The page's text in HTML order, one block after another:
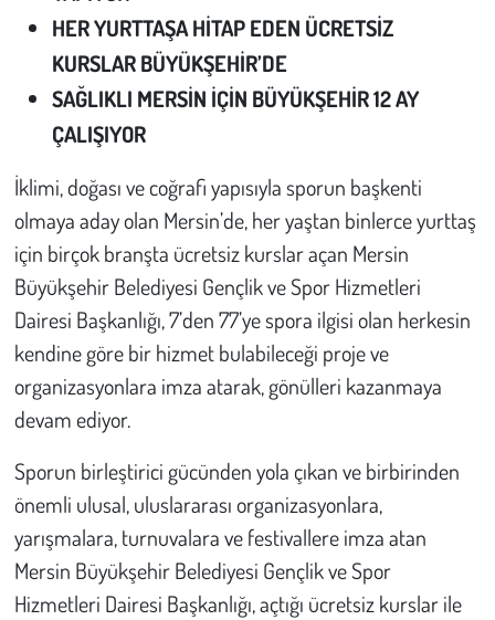
HER YURTTAŞA HİTAP EDEN ÜCRETSİZ
KURSLAR BÜYÜKŞEHİR’DE
SAĞLIKLI MERSİN İÇİN BÜYÜKŞEHİR 12 AY
ÇALIŞIYOR
İklimi, doğası ve coğrafi yapısıyla sporun başkenti
olmaya aday olan Mersin’de, her yaştan binlerce yurttaş
için birçok branşta ücretsiz kurslar açan Mersin
Büyükşehir Belediyesi Gençlik ve Spor Hizmetleri
Dairesi Başkanlığı, 7’den 77’ye spora ilgisi olan herkesin
kendine göre bir hizmet bulabileceği proje ve
organizasyonlara imza atarak, gönülleri kazanmaya
devam ediyor.
Sporun birleştirici gücünden yola çıkan ve birbirinden
önemli ulusal, uluslararası organizasyonlara,
yarışmalara, turnuvalara ve festivallere imza atan
Mersin Büyükşehir Belediyesi Gençlik ve Spor
Hizmetleri Dairesi Başkanlığı, açtığı ücretsiz kurslar ile
Çevre
Galeri
Vefat İlanları
Tarih
Hukuk
Tarım
Kent
Eğlence